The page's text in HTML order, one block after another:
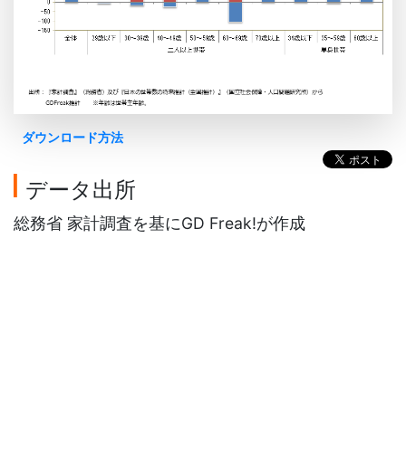
ダウンロード方法
データ出所
総務省 家計調査を基にGD Freak!が作成